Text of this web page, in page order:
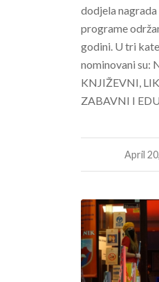
dodjela nagrada
programe
godini. U tri
nominovani su:
KNJIŽEVNI,
ZABAVNI I
April